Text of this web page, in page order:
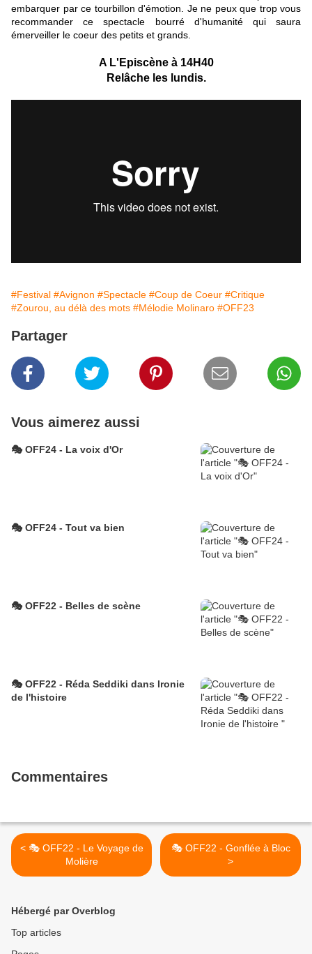
embarquer par ce tourbillon d'émotion. Je ne peux que trop vous
recommander ce spectacle bourré d'humanité qui saura
émerveiller le coeur des petits et grands.
A L'Episcène à 14H40
Relâche les lundis.
#Festival #Avignon #Spectacle #Coup de Coeur #Critique
#Zourou, au délà des mots #Mélodie Molinaro #OFF23
Partager
Vous aimerez aussi
🎭 OFF24 - La voix d'Or
🎭 OFF24 - Tout va bien
🎭 OFF22 - Belles de scène
🎭 OFF22 - Réda Seddiki dans Ironie
de l'histoire
Commentaires
< 🎭 OFF22 - Le Voyage de
Molière
🎭 OFF22 - Gonflée à Bloc
>
Hébergé par Overblog
Top articles